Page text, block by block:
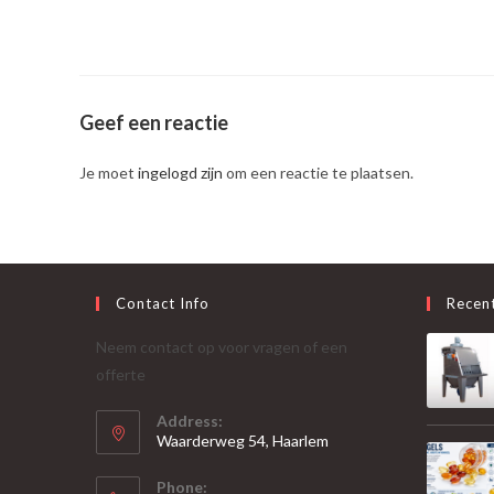
Geef een reactie
Je moet ingelogd zijn om een reactie te plaatsen.
Contact Info
Neem contact op voor vragen of een
offerte
Address:
Waarderweg 54, Haarlem
Phone: